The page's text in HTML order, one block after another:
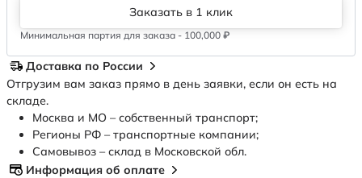
Заказать в 1 клик
Минимальная партия для заказа - 100,000 ₽
Доставка по России
Отгрузим вам заказ прямо в день заявки, если он есть на
складе.
Москва и МО – собственный транспорт;
Регионы РФ – транспортные компании;
Самовывоз – склад в Московской обл.
Информация об оплате